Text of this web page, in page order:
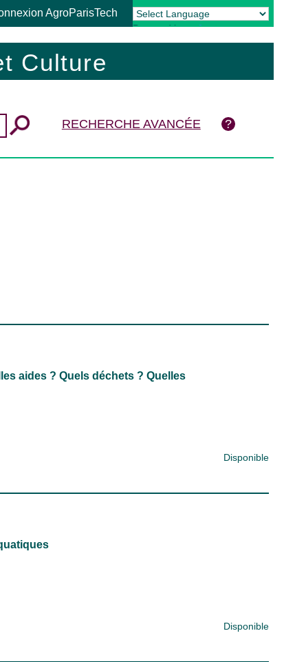
AgroParisTech
Powered by Translate
Culture
RECHERCHE AVANCÉE
aides ? Quels déchets ? Quelles
Disponible
Disponible